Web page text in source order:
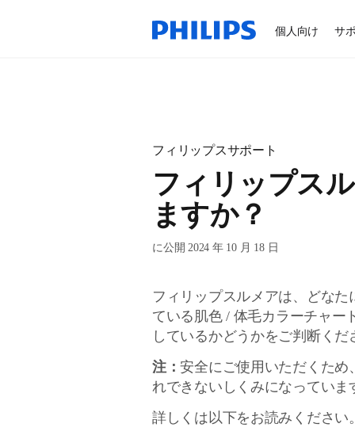
個人向け サ
フィリップスサポート
フィリップス
ますか？
に公開 2024 年 10 月 18 日
フィリップスルメアは、どな
ている肌色 / 体毛カラーチャー
しているかどうかをご判断く
注：安全にご使用いただくた
れできないしくみになっていま
詳しくは以下をお読みください